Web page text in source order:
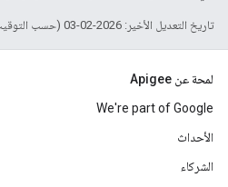
تاريخ التعديل الأخير: 2026-02-03 (حسب التوقيت العالمي المتفَّق عليه)
لمحة عن Apigee
We're part of Google
الأحداث
الشركاء